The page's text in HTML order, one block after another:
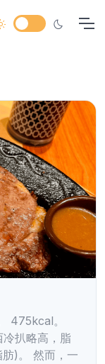
475kcal。
扒略高，脂
)。 然而，一